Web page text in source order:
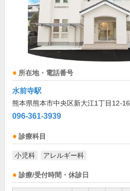
所在地・電話番号
水前寺駅
熊本県熊本市中央区新大江1丁目12-16
096-361-3939
診療科目
小児科 アレルギー科
診療/受付時間・休診日